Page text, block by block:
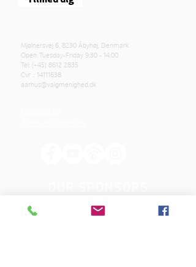
Mjølnersvej 6, 8230 Åbyhøj, Denmark
Open: Tuesday-Friday 9:30 - 14:00
Tel: (+45) 8612 2835
Cvr .: 14111638
aarhus@valgmenighed.dk